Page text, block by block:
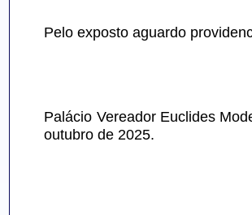
Pelo exposto aguardo
Palácio Vereador Euclides
outubro de 2025.